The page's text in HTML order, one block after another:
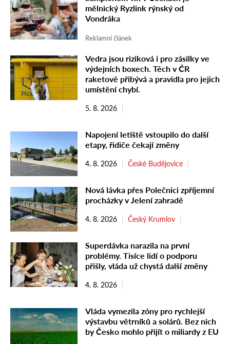
mělnický Ryzlink rýnský od
Vondráka
Reklamní článek
Vedra jsou riziková i pro zásilky ve
výdejních boxech. Těch v ČR
raketově přibývá a pravidla pro jejich
umístění chybí.
5. 8. 2026
Napojení letiště vstoupilo do další
etapy, řidiče čekají změny
4. 8. 2026 České Budějovice
Nová lávka přes Polečnici zpříjemní
procházky v Jelení zahradě
4. 8. 2026 Český Krumlov
Superdávka narazila na první
problémy. Tisíce lidí o podporu
přišly, vláda už chystá další změny
4. 8. 2026
Vláda vymezila zóny pro rychlejší
výstavbu větrníků a solárů. Bez nich
by Česko mohlo přijít o miliardy z EU